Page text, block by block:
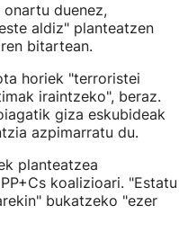
duenez,
aldiz" planteatzen
bitartean.
horiek "terroristei
iraintzeko", beraz.
giza eskubideak
azpimarratu du.
planteatzea
koalizioari. "Estatu
bukatzeko "ezer